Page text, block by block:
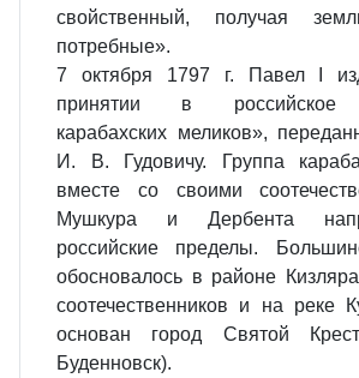
свойственный, получая
потребные».
7 октября 1797 г. Павел I
принятии в российское
карабахских меликов»,
И. В. Гудовичу. Группа
вместе со своими
Мушкура и Дербента
российские пределы.
обосновалось в районе
соотечественников и на реке
основан город Святой
Буденновск).